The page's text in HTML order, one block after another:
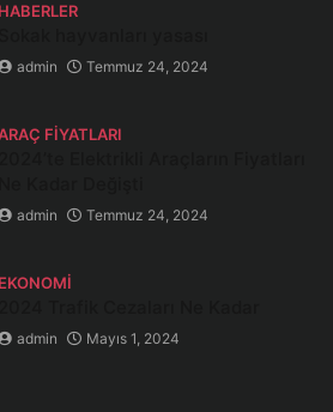
HABERLER
admin Temmuz 24, 2024
FIYATLARI
admin Temmuz 24, 2024
EKONOMI
admin Mayıs 1, 2024